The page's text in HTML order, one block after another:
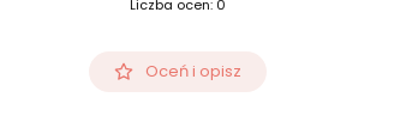
Liczba ocen: 0
Oceń i opisz